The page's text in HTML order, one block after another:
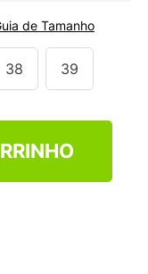
de Tamanho
38 39